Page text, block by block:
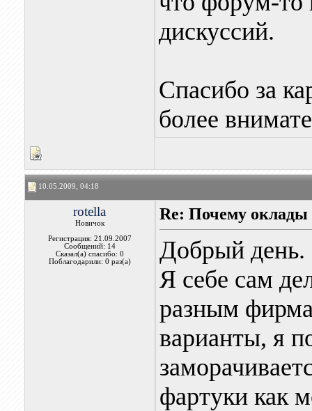
дискуссий.
Спасибо за
более
10.05.2009, 04:18
rotella
Новичок
Регистрация: 21.09.2007
Сообщений: 14
Сказал(а) спасибо: 0
Поблагодарили: 0 раз(а)
Re: Почему оклады
Добрый день.
Я себе сам
разным
варианты, я
фартуки как